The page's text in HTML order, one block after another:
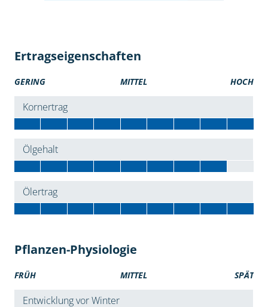
Ertragseigenschaften
GERING MITTEL HOCH
Kornertrag
Ölgehalt
Ölertrag
Pflanzen-Physiologie
FRÜH MITTEL SPÄT
Entwicklung vor Winter